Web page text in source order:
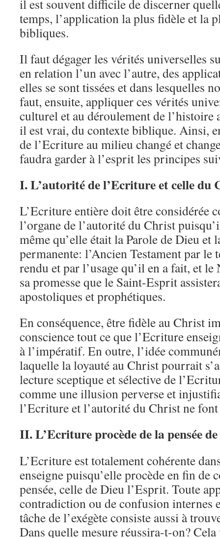
il est souvent difficile de discerner
temps, l’application la plus fidèle et la
bibliques.
Il faut dégager les vérités universelles
en relation l’un avec l’autre, des
elles se sont tissées et dans lesquelles
faut, ensuite, appliquer ces vérités
culturel et au déroulement de l’histoire
il est vrai, du contexte biblique. Ainsi,
de l’Ecriture au milieu changé et
faudra garder à l’esprit les principes
I.L’autorité de l’Ecriture et celle du
L’Ecriture entière doit être considérée
l’organe de l’autorité du Christ
même qu’elle était la Parole de Dieu et
permanente: l’Ancien Testament par le
rendu et par l’usage qu’il en a fait, et le
sa promesse que le Saint-Esprit
apostoliques et prophétiques.
En conséquence, être fidèle au Christ
conscience tout ce que l’Ecriture
à l’impératif. En outre, l’idée
laquelle la loyauté au Christ pourrait
lecture sceptique et sélective de
comme une illusion perverse et
l’Ecriture et l’autorité du Christ ne font
II. L’Ecriture procède de la pensée
L’Ecriture est totalement cohérente
enseigne puisqu’elle procède en fin de
pensée, celle de Dieu l’Esprit. Toute
contradiction ou de confusion internes
tâche de l’exégète consiste aussi à
Dans quelle mesure réussira-t-on?